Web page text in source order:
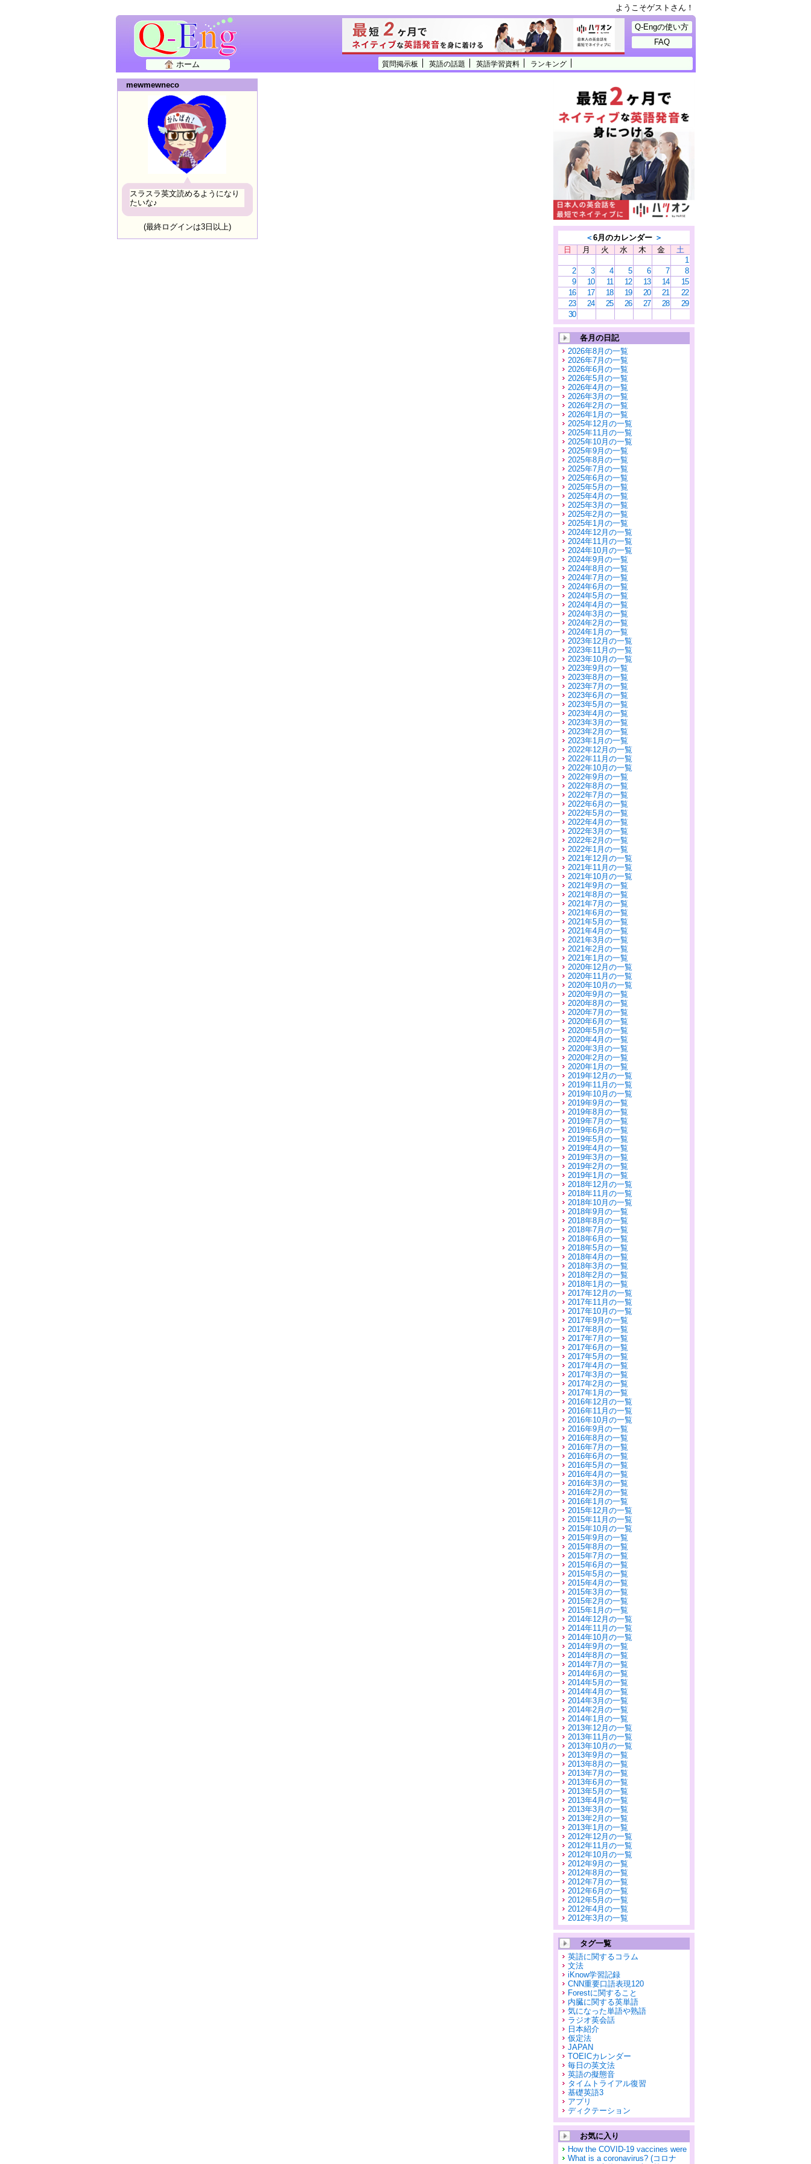
ようこそゲストさん！
質問掲示板 英語の話題 英語学習資料 ランキング
ホーム
Q-Engの使い方
FAQ
mewmewneco
スラスラ英文読めるようになり
たいな♪
(最終ログインは3日以上)
＜6月のカレンダー ＞
日
月 火 水 木 金
土
1
2
3 4 5 6 7
8
9
10 11 12 13 14
15
16
17 18 19 20 21
22
23
24 25 26 27 28
29
30
各月の日記
2026年8月の一覧
2026年7月の一覧
2026年6月の一覧
2026年5月の一覧
2026年4月の一覧
2026年3月の一覧
2026年2月の一覧
2026年1月の一覧
2025年12月の一覧
2025年11月の一覧
2025年10月の一覧
2025年9月の一覧
2025年8月の一覧
2025年7月の一覧
2025年6月の一覧
2025年5月の一覧
2025年4月の一覧
2025年3月の一覧
2025年2月の一覧
2025年1月の一覧
2024年12月の一覧
2024年11月の一覧
2024年10月の一覧
2024年9月の一覧
2024年8月の一覧
2024年7月の一覧
2024年6月の一覧
2024年5月の一覧
2024年4月の一覧
2024年3月の一覧
2024年2月の一覧
2024年1月の一覧
2023年12月の一覧
2023年11月の一覧
2023年10月の一覧
2023年9月の一覧
2023年8月の一覧
2023年7月の一覧
2023年6月の一覧
2023年5月の一覧
2023年4月の一覧
2023年3月の一覧
2023年2月の一覧
2023年1月の一覧
2022年12月の一覧
2022年11月の一覧
2022年10月の一覧
2022年9月の一覧
2022年8月の一覧
2022年7月の一覧
2022年6月の一覧
2022年5月の一覧
2022年4月の一覧
2022年3月の一覧
2022年2月の一覧
2022年1月の一覧
2021年12月の一覧
2021年11月の一覧
2021年10月の一覧
2021年9月の一覧
2021年8月の一覧
2021年7月の一覧
2021年6月の一覧
2021年5月の一覧
2021年4月の一覧
2021年3月の一覧
2021年2月の一覧
2021年1月の一覧
2020年12月の一覧
2020年11月の一覧
2020年10月の一覧
2020年9月の一覧
2020年8月の一覧
2020年7月の一覧
2020年6月の一覧
2020年5月の一覧
2020年4月の一覧
2020年3月の一覧
2020年2月の一覧
2020年1月の一覧
2019年12月の一覧
2019年11月の一覧
2019年10月の一覧
2019年9月の一覧
2019年8月の一覧
2019年7月の一覧
2019年6月の一覧
2019年5月の一覧
2019年4月の一覧
2019年3月の一覧
2019年2月の一覧
2019年1月の一覧
2018年12月の一覧
2018年11月の一覧
2018年10月の一覧
2018年9月の一覧
2018年8月の一覧
2018年7月の一覧
2018年6月の一覧
2018年5月の一覧
2018年4月の一覧
2018年3月の一覧
2018年2月の一覧
2018年1月の一覧
2017年12月の一覧
2017年11月の一覧
2017年10月の一覧
2017年9月の一覧
2017年8月の一覧
2017年7月の一覧
2017年6月の一覧
2017年5月の一覧
2017年4月の一覧
2017年3月の一覧
2017年2月の一覧
2017年1月の一覧
2016年12月の一覧
2016年11月の一覧
2016年10月の一覧
2016年9月の一覧
2016年8月の一覧
2016年7月の一覧
2016年6月の一覧
2016年5月の一覧
2016年4月の一覧
2016年3月の一覧
2016年2月の一覧
2016年1月の一覧
2015年12月の一覧
2015年11月の一覧
2015年10月の一覧
2015年9月の一覧
2015年8月の一覧
2015年7月の一覧
2015年6月の一覧
2015年5月の一覧
2015年4月の一覧
2015年3月の一覧
2015年2月の一覧
2015年1月の一覧
2014年12月の一覧
2014年11月の一覧
2014年10月の一覧
2014年9月の一覧
2014年8月の一覧
2014年7月の一覧
2014年6月の一覧
2014年5月の一覧
2014年4月の一覧
2014年3月の一覧
2014年2月の一覧
2014年1月の一覧
2013年12月の一覧
2013年11月の一覧
2013年10月の一覧
2013年9月の一覧
2013年8月の一覧
2013年7月の一覧
2013年6月の一覧
2013年5月の一覧
2013年4月の一覧
2013年3月の一覧
2013年2月の一覧
2013年1月の一覧
2012年12月の一覧
2012年11月の一覧
2012年10月の一覧
2012年9月の一覧
2012年8月の一覧
2012年7月の一覧
2012年6月の一覧
2012年5月の一覧
2012年4月の一覧
2012年3月の一覧
タグ一覧
英語に関するコラム
文法
iKnow学習記録
CNN重要口語表現120
Forestに関すること
内臓に関する英単語
気になった単語や熟語
ラジオ英会話
日本紹介
仮定法
JAPAN
TOEICカレンダー
毎日の英文法
英語の擬態音
タイムトライアル復習
基礎英語3
アプリ
ディクテーション
お気に入り
How the COVID-19 vaccines were
What is a coronavirus? (コロナ